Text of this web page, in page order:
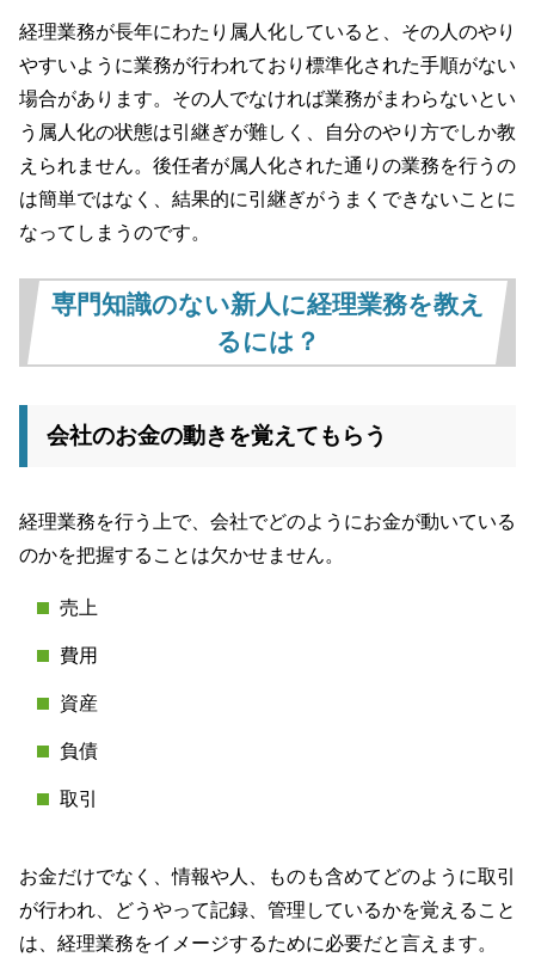
経理業務が長年にわたり属人化していると、その人のやり
やすいように業務が行われており標準化された手順がない
場合があります。その人でなければ業務がまわらないとい
う属人化の状態は引継ぎが難しく、自分のやり方でしか教
えられません。後任者が属人化された通りの業務を行うの
は簡単ではなく、結果的に引継ぎがうまくできないことに
なってしまうのです。
専門知識のない新人に経理業務を教え
るには？
会社のお金の動きを覚えてもらう
経理業務を行う上で、会社でどのようにお金が動いている
のかを把握することは欠かせません。
売上
費用
資産
負債
取引
お金だけでなく、情報や人、ものも含めてどのように取引
が行われ、どうやって記録、管理しているかを覚えること
は、経理業務をイメージするために必要だと言えます。